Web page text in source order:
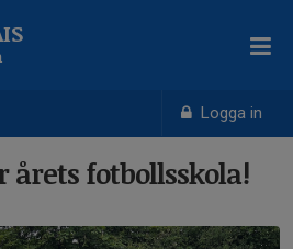
Logga in
årets fotbollsskola!